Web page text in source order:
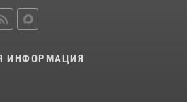
ИНФОРМАЦИЯ